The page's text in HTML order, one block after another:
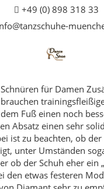
+49 (0) 898 318 33
für Damen
brauchen
Fuß einen noch
Absatz einen sehr
ist zu beachten, ob
unter Umständen
ob der Schuh eher ein
den etwas festeren